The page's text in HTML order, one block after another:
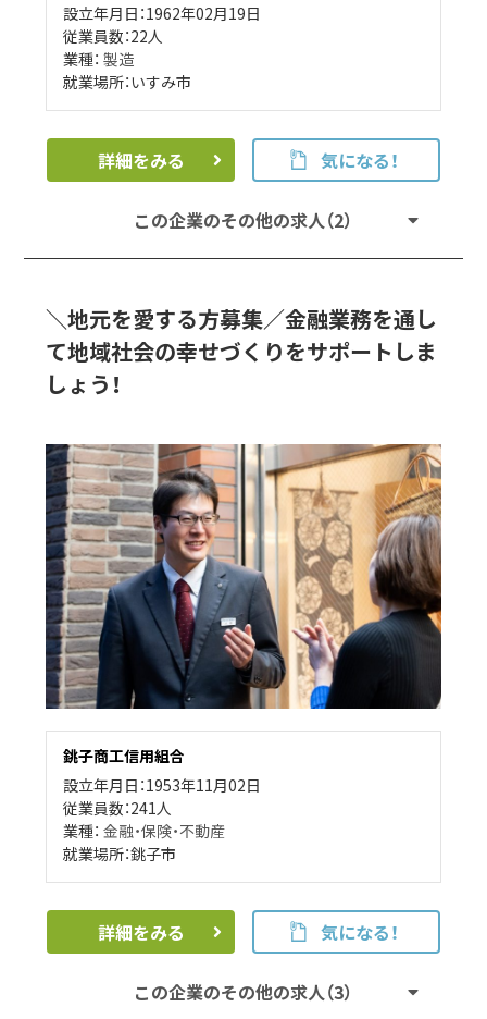
設立年月日：1962年02月19日
従業員数：22人
業種：製造
就業場所：いすみ市
詳細をみる 気になる！
この企業のその他の求人（2）
＼地元を愛する方募集／金融業務を通し
て地域社会の幸せづくりをサポートしま
しょう！
銚子商工信用組合
設立年月日：1953年11月02日
従業員数：241人
業種：金融・保険・不動産
就業場所：銚子市
詳細をみる 気になる！
この企業のその他の求人（3）